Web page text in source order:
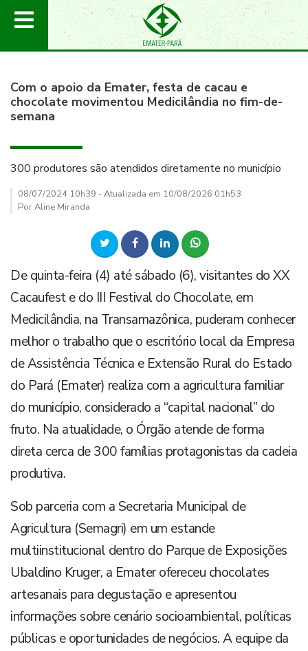
Com o apoio da Emater, festa de cacau e
chocolate movimentou Medicilândia no fim-de-
semana
300 produtores são atendidos diretamente no município
08/07/2024 10h39 - Atualizada em 10/08/2026 01h53
Por Aline Miranda
De quinta-feira (4) até sábado (6), visitantes do XX
Cacaufest e do III Festival do Chocolate, em
Medicilândia, na Transamazônica, puderam conhecer
melhor o trabalho que o escritório local da Empresa
de Assistência Técnica e Extensão Rural do Estado
do Pará (Emater) realiza com a agricultura familiar
do município, considerado a “capital nacional” do
fruto. Na atualidade, o Órgão atende de forma
direta cerca de 300 famílias protagonistas da cadeia
produtiva.
Sob parceria com a Secretaria Municipal de
Agricultura (Semagri) em um estande
multiinstitucional dentro do Parque de Exposições
Ubaldino Kruger, a Emater ofereceu chocolates
artesanais para degustação e apresentou
informações sobre cenário socioambiental, políticas
públicas e oportunidades de negócios. A equipe da